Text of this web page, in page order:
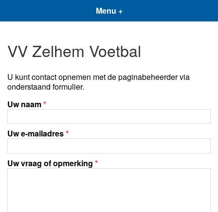
Menu +
VV Zelhem Voetbal
U kunt contact opnemen met de paginabeheerder via
onderstaand formulier.
Uw naam*
Uw e-mailadres*
Uw vraag of opmerking *